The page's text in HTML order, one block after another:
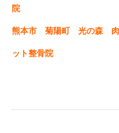
院
熊本市 菊陽町 光の森
ット整骨院